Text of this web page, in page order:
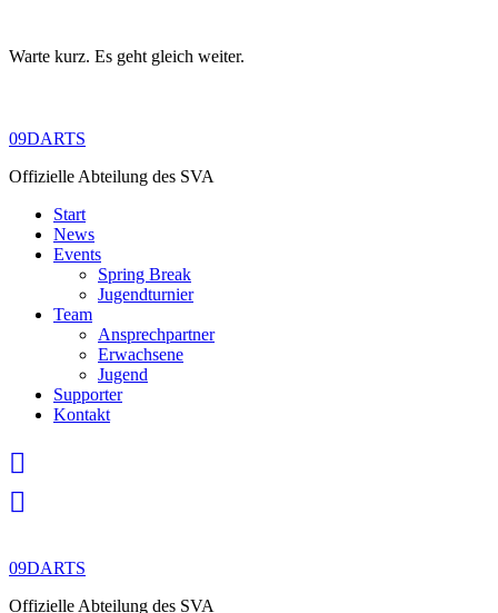
Warte kurz. Es geht gleich weiter.
content
09DARTS
Offizielle Abteilung des SVA
Start
News
Events
Spring Break
Jugendturnier
Team
Ansprechpartner
Erwachsene
Jugend
Supporter
Kontakt
09DARTS
Offizielle Abteilung des SVA